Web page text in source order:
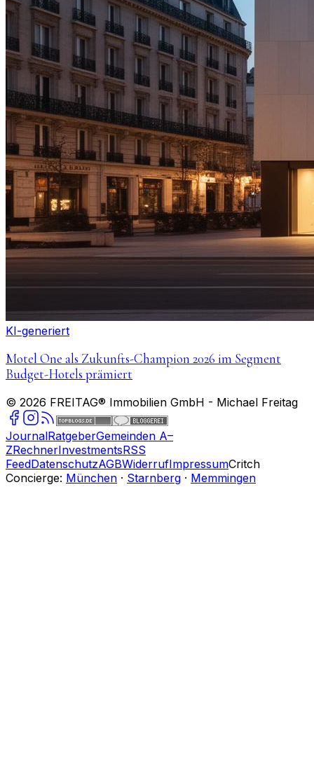
KI-generiert
Motel One als Zukunfts-Champion 2026 im Segment
Budget-Hotels prämiert
© 2026 FREITAG® Immobilien GmbH - Michael Freitag
JournalRatgeberGemeinden A–
ZRechnerInvestmentsRSS
FeedDatenschutzAGBWiderrufImpressumCritch
Concierge: München · Starnberg · Memmingen